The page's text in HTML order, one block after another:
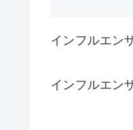
インフルエン
インフルエン